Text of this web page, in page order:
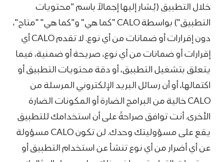
خلال التطبيق (يُشار إليها إجمالاً باسم "محتويات
التطبيق") بواسطة CALO "كما هي" و"كما هي" "متاح"،
دون إقرارات أو ضمانات من أي نوع. لا تقدم CALO أي
إقرارات أو ضمانات من أي نوع، صريحة أو ضمنية، فيما
يتعلق بتشغيل التطبيق، أو دقة محتويات التطبيق أو
اكتمالها، أو أن رسائل البريد الإلكتروني المرسلة من
CALO خالية من البرامج الضارة أو المكونات الضارة
الأخرى. أنت توافق صراحةً على أن استخدامك للتطبيق
يقع على مسؤوليتك وحدك. لن تكون CALO مسؤولة
عن أي أضرار من أي نوع تنشأ عن استخدام التطبيق أو